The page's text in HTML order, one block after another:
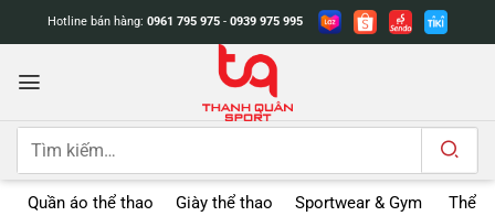
dung
Hotline bán hàng: 0961 795 975 - 0939 975 995
Tìm
Quần áo thể thao Giày thể thao Sportwear & Gym Thể